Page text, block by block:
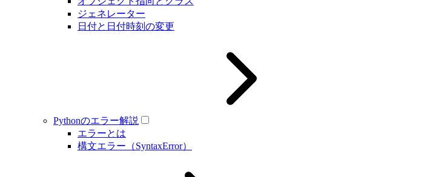
ジェネレーター
日付と日付時刻の変更
Pythonのエラー解説
エラーとは
構文エラー（SyntaxError）